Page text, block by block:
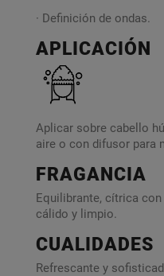
· Definición de ondas.
APLICACIÓN
Aplicar sobre cabello
aire o con difusor para
FRAGANCIA
Equilibrante, cítrica
cálido y limpio.
CUALIDADES
Refrescante y